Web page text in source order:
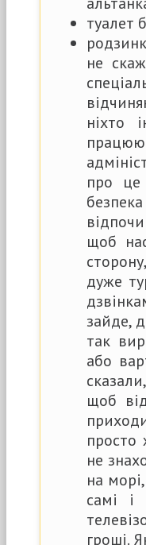
туалет
не
ніхто
про це
щоб
дуже
зайде,
так
або
щоб
не
на
самі
гроші.